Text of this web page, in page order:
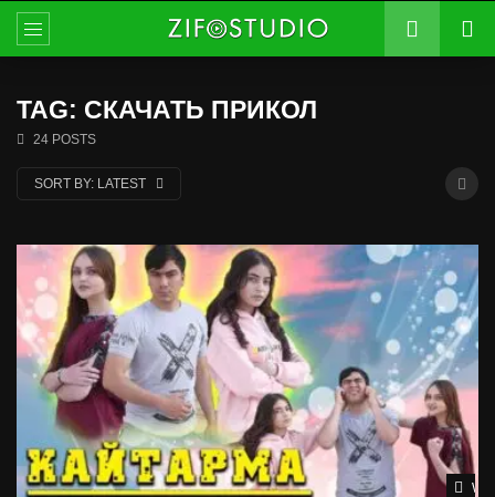
TAG: СКАЧАТЬ ПРИКОЛ
24 POSTS
SORT BY: LATEST